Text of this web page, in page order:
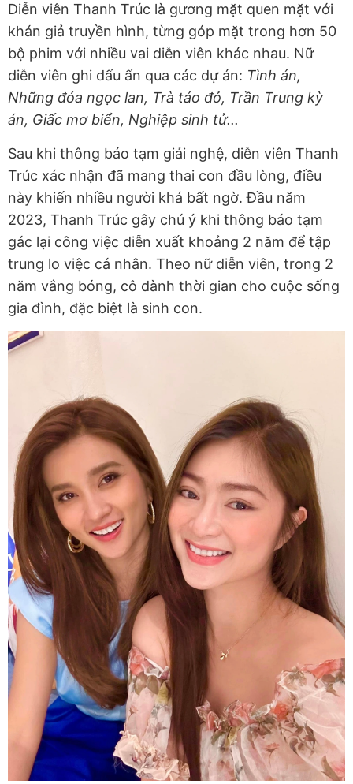
Diễn viên Thanh Trúc là gương mặt quen mặt với
khán giả truyền hình, từng góp mặt trong hơn 50
bộ phim với nhiều vai diễn viên khác nhau. Nữ
diễn viên ghi dấu ấn qua các dự án: Tình án,
Những đóa ngọc lan, Trà táo đỏ, Trần Trung kỳ
án, Giấc mơ biển, Nghiệp sinh tử...
Sau khi thông báo tạm giải nghệ, diễn viên Thanh
Trúc xác nhận đã mang thai con đầu lòng, điều
này khiến nhiều người khá bất ngờ. Đầu năm
2023, Thanh Trúc gây chú ý khi thông báo tạm
gác lại công việc diễn xuất khoảng 2 năm để tập
trung lo việc cá nhân. Theo nữ diễn viên, trong 2
năm vắng bóng, cô dành thời gian cho cuộc sống
gia đình, đặc biệt là sinh con.